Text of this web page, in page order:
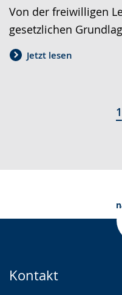
Von der freiwilligen
gesetzlichen
Jetzt lesen
1
Kontakt